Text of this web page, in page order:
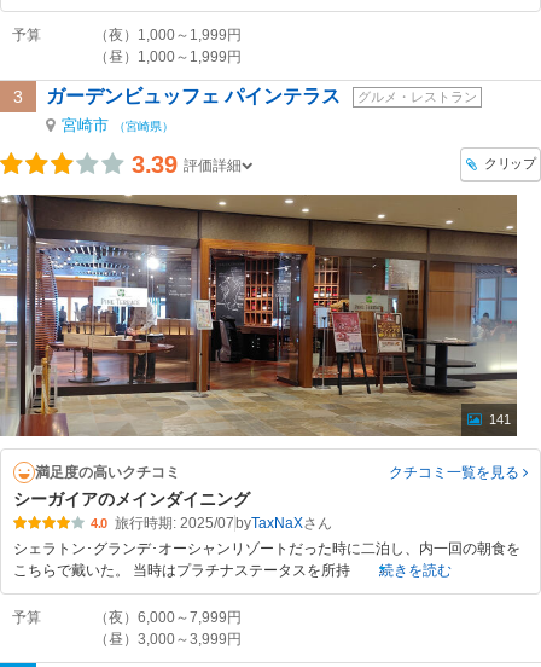
予算
（夜）1,000～1,999円
（昼）1,000～1,999円
3 ガーデンビュッフェ パインテラス グルメ・レストラン
宮崎市 （宮崎県）
3.39 評価詳細 クリップ
141
満足度の高いクチコミ クチコミ一覧を見る
シーガイアのメインダイニング
4.0 旅行時期: 2025/07 byTaxNaX
シェラトン･グランデ･オーシャンリゾートだった時に二泊し、内一回の朝食を
こちらで戴いた。 当時はプラチナステータスを所持
続きを読む
予算
（夜）6,000～7,999円
（昼）3,000～3,999円